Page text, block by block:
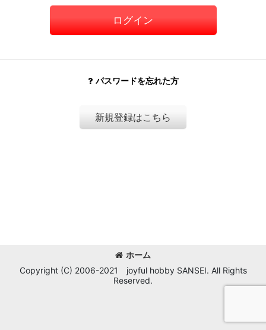
ログイン
パスワードを忘れた方
新規登録はこちら
ホーム
Copyright (C) 2006-2021 joyful hobby SANSEI. All Rights
Reserved.